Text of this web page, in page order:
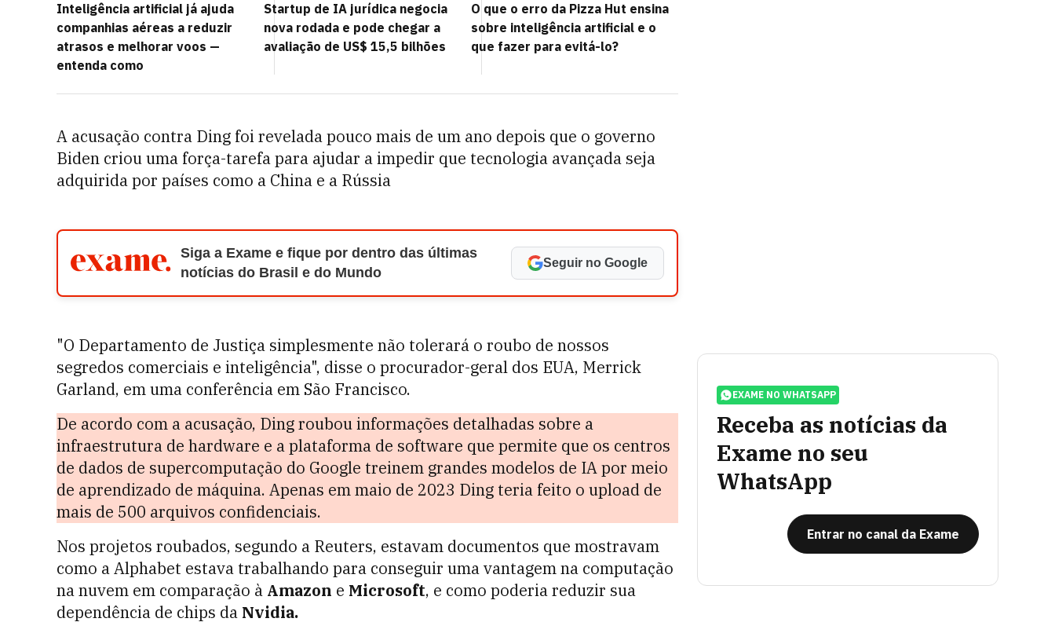
Inteligência artificial já ajuda
companhias aéreas a reduzir
atrasos e melhorar voos —
entenda como
Startup de IA jurídica negocia
nova rodada e pode chegar a
avaliação de US$ 15,5 bilhões
O que o erro da Pizza Hut ensina
sobre inteligência artificial e o
que fazer para evitá-lo?
A acusação contra Ding foi revelada pouco mais de um ano depois que o governo
Biden criou uma força-tarefa para ajudar a impedir que tecnologia avançada seja
adquirida por países como a China e a Rússia
Siga a Exame e fique por dentro das últimas
notícias do Brasil e do Mundo
Seguir no Google
"O Departamento de Justiça simplesmente não tolerará o roubo de nossos
segredos comerciais e inteligência", disse o procurador-geral dos EUA, Merrick
Garland, em uma conferência em São Francisco.
De acordo com a acusação, Ding roubou informações detalhadas sobre a
infraestrutura de hardware e a plataforma de software que permite que os centros
de dados de supercomputação do Google treinem grandes modelos de IA por meio
de aprendizado de máquina. Apenas em maio de 2023 Ding teria feito o upload de
mais de 500 arquivos confidenciais.
Nos projetos roubados, segundo a Reuters, estavam documentos que mostravam
como a Alphabet estava trabalhando para conseguir uma vantagem na computação
na nuvem em comparação à Amazon e Microsoft, e como poderia reduzir sua
dependência de chips da Nvidia.
EXAME NO WHATSAPP
Receba as notícias da
Exame no seu
WhatsApp
Entrar no canal da Exame